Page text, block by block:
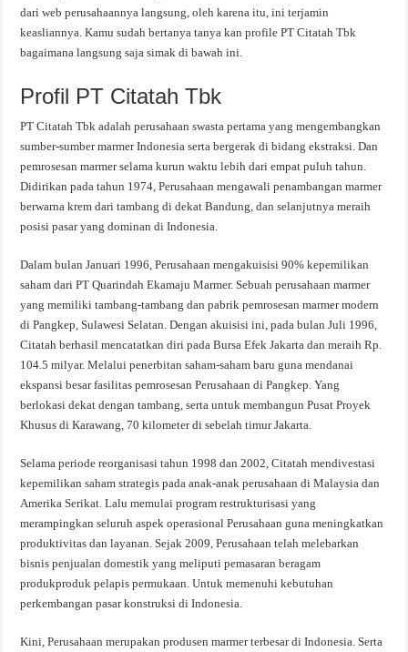
dari web perusahaannya langsung, oleh karena itu, ini terjamin
keasliannya. Kamu sudah bertanya tanya kan profile PT Citatah Tbk
bagaimana langsung saja simak di bawah ini.
Profil PT Citatah Tbk
PT Citatah Tbk adalah perusahaan swasta pertama yang mengembangkan
sumber-sumber marmer Indonesia serta bergerak di bidang ekstraksi. Dan
pemrosesan marmer selama kurun waktu lebih dari empat puluh tahun.
Didirikan pada tahun 1974, Perusahaan mengawali penambangan marmer
berwarna krem dari tambang di dekat Bandung, dan selanjutnya meraih
posisi pasar yang dominan di Indonesia.
Dalam bulan Januari 1996, Perusahaan mengakuisisi 90% kepemilikan
saham dari PT Quarindah Ekamaju Marmer. Sebuah perusahaan marmer
yang memiliki tambang-tambang dan pabrik pemrosesan marmer modern
di Pangkep, Sulawesi Selatan. Dengan akuisisi ini, pada bulan Juli 1996,
Citatah berhasil mencatatkan diri pada Bursa Efek Jakarta dan meraih Rp.
104.5 milyar. Melalui penerbitan saham-saham baru guna mendanai
ekspansi besar fasilitas pemrosesan Perusahaan di Pangkep. Yang
berlokasi dekat dengan tambang, serta untuk membangun Pusat Proyek
Khusus di Karawang, 70 kilometer di sebelah timur Jakarta.
Selama periode reorganisasi tahun 1998 dan 2002, Citatah mendivestasi
kepemilikan saham strategis pada anak-anak perusahaan di Malaysia dan
Amerika Serikat. Lalu memulai program restrukturisasi yang
merampingkan seluruh aspek operasional Perusahaan guna meningkatkan
produktivitas dan layanan. Sejak 2009, Perusahaan telah melebarkan
bisnis penjualan domestik yang meliputi pemasaran beragam
produkproduk pelapis permukaan. Untuk memenuhi kebutuhan
perkembangan pasar konstruksi di Indonesia.
Kini, Perusahaan merupakan produsen marmer terbesar di Indonesia. Serta